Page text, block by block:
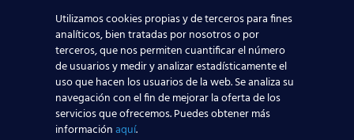
¿Te gustaría compartir tus primeras impresiones?
Hay 4 preguntas en la encuesta.
Siguiente
Utilizamos cookies propias y de terceros para fines
analíticos, bien tratadas por nosotros o por
terceros, que nos permiten cuantificar el número
de usuarios y medir y analizar estadísticamente el
uso que hacen los usuarios de la web. Se analiza su
navegación con el fin de mejorar la oferta de los
servicios que ofrecemos. Puedes obtener más
informaciónaquí.